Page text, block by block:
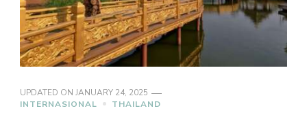
UPDATED ON JANUARY 24, 2025
INTERNASIONAL
THAILAND